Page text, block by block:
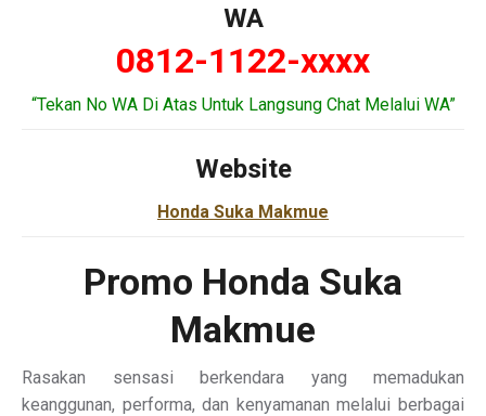
WA
0812-1122-xxxx
“Tekan No WA Di Atas Untuk Langsung Chat Melalui WA”
Website
Honda Suka Makmue
Promo Honda Suka
Makmue
Rasakan sensasi berkendara yang memadukan
keanggunan, performa, dan kenyamanan melalui berbagai